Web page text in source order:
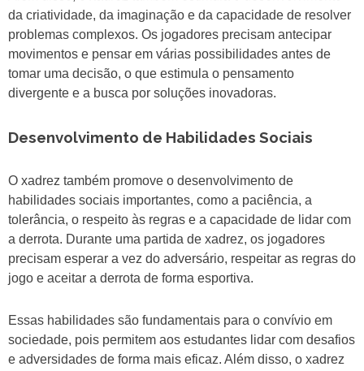
da criatividade, da imaginação e da capacidade de resolver
problemas complexos. Os jogadores precisam antecipar
movimentos e pensar em várias possibilidades antes de
tomar uma decisão, o que estimula o pensamento
divergente e a busca por soluções inovadoras.
Desenvolvimento de Habilidades Sociais
O xadrez também promove o desenvolvimento de
habilidades sociais importantes, como a paciência, a
tolerância, o respeito às regras e a capacidade de lidar com
a derrota. Durante uma partida de xadrez, os jogadores
precisam esperar a vez do adversário, respeitar as regras do
jogo e aceitar a derrota de forma esportiva.
Essas habilidades são fundamentais para o convívio em
sociedade, pois permitem aos estudantes lidar com desafios
e adversidades de forma mais eficaz. Além disso, o xadrez